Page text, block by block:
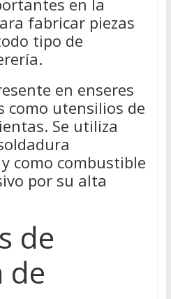
en la
fabricar piezas
tipo de
en enseres
como utensilios de
Se utiliza
como combustible
por su alta
de
de